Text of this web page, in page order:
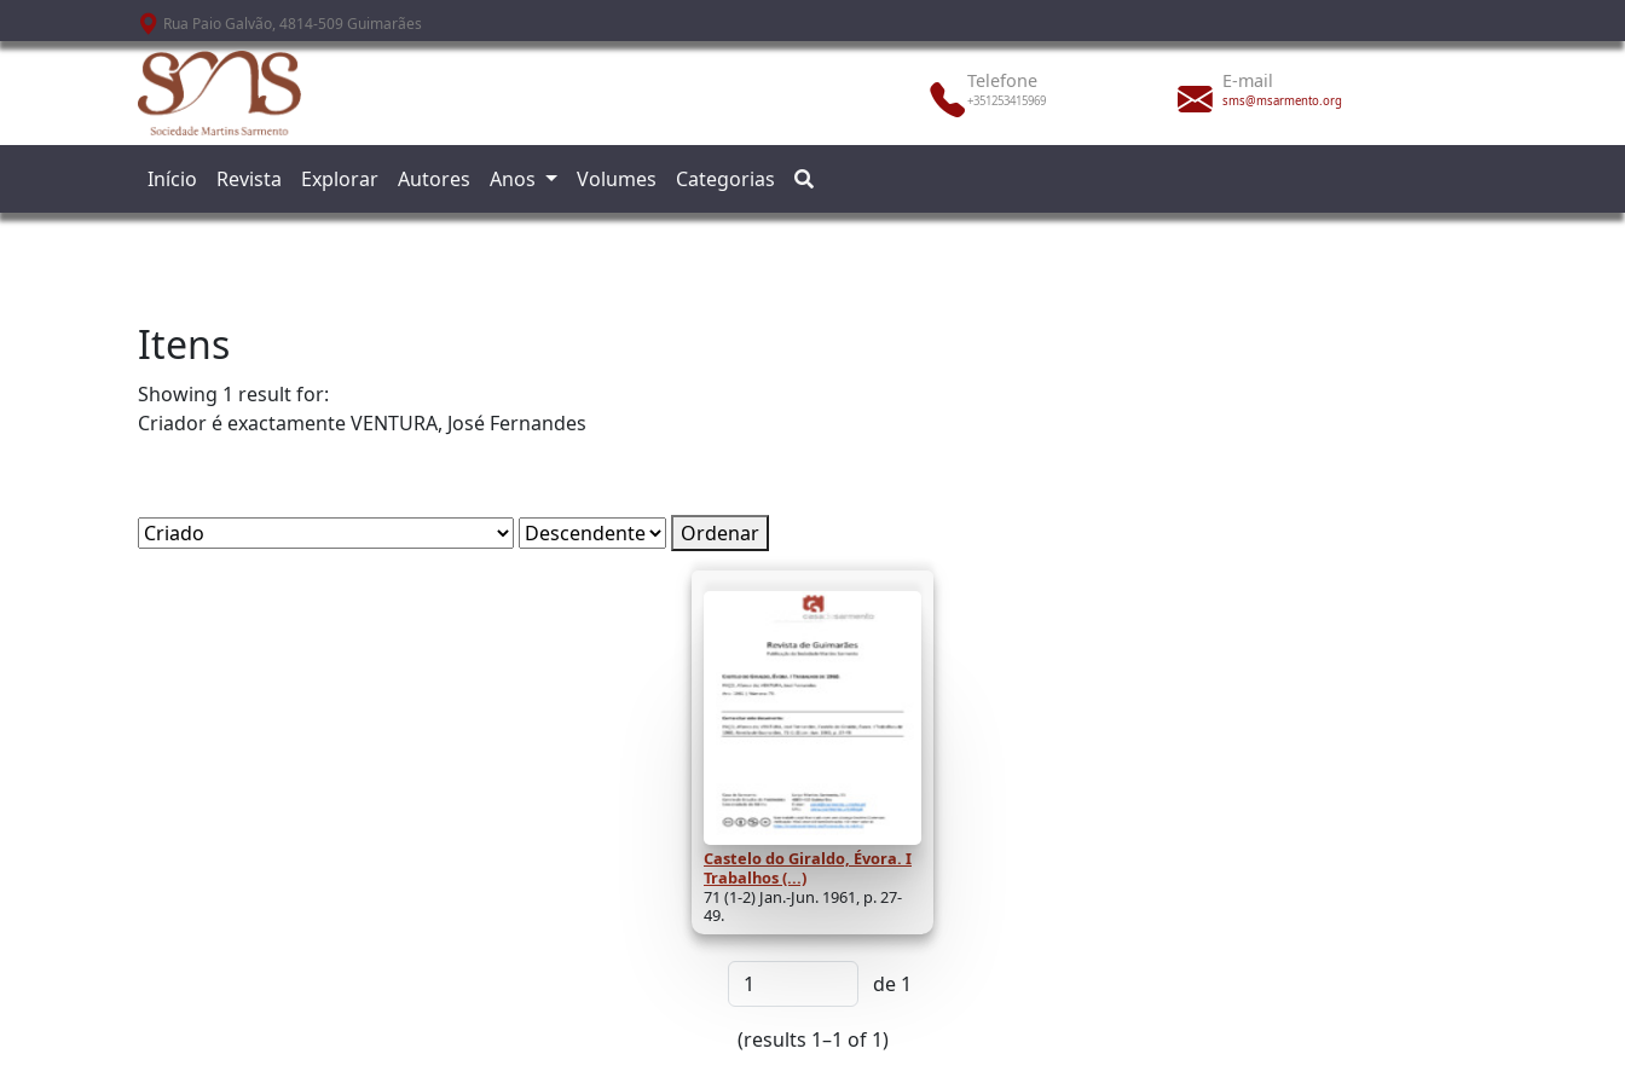
Passar para o conteúdo principal
Rua Paio Galvão, 4814-509 Guimarães
Telefone
+351253415969
E-mail
sms@msarmento.org
Início Revista Explorar Autores Anos Volumes Categorias
Itens
Showing 1 result for:
Criador é exactamenteVENTURA, José Fernandes
Ordenar
Castelo do Giraldo, Évora. I
Trabalhos (...)
71 (1-2) Jan.-Jun. 1961, p. 27-
49.
de 1
(results 1–1 of 1)